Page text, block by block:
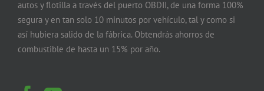
autos y flotilla a través del puerto OBDII, de una forma 100%
segura y en tan solo 10 minutos por vehículo, tal y como si
así hubiera salido de la fábrica. Obtendrás ahorros de
combustible de hasta un 15% por año.